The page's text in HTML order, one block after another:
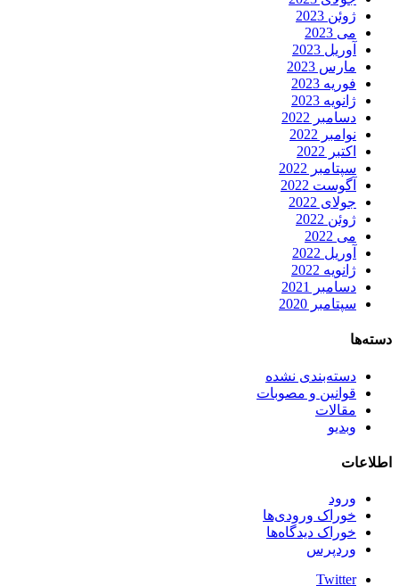
ژوئن 2023
می 2023
آوریل 2023
مارس 2023
فوریه 2023
ژانویه 2023
دسامبر 2022
نوامبر 2022
اکتبر 2022
سپتامبر 2022
آگوست 2022
جولای 2022
ژوئن 2022
می 2022
آوریل 2022
ژانویه 2022
دسامبر 2021
سپتامبر 2020
دسته‌ها
دسته‌بندی نشده
قوانین و مصوبات
مقالات
وبدیو
اطلاعات
ورود
خوراک ورودی‌ها
خوراک دیدگاه‌ها
وردپرس
Twitter